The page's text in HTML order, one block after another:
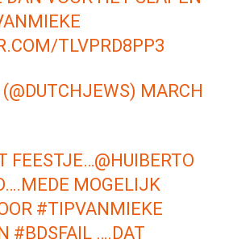
TLVPRD8PP3
MARCH
FEESTJE…@HUIBERTO
MOGELIJK
#TIPVANMIEKE
#BDSFAIL ….DAT